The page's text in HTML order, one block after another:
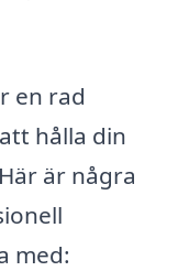
en rad
hålla din
är några
med: